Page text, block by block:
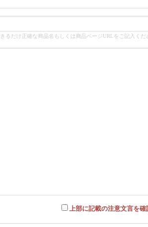
るだけ正確な商品名もしくは商品ページURLをご記入くだ
上部に記載の注意文言を確